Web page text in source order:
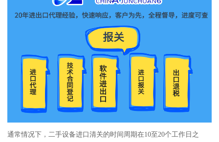
通常情况下，二手设备进口清关的时间周期在10至20个工作日之